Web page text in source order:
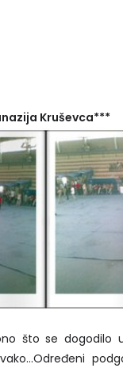
Kruševca***
što se dogodilo